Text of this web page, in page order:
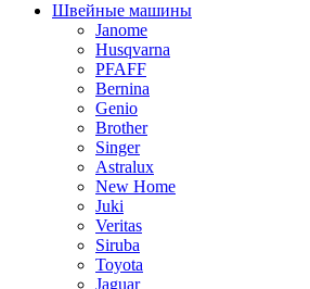
Швейные машины
Janome
Husqvarna
PFAFF
Bernina
Genio
Brother
Singer
Astralux
New Home
Juki
Veritas
Siruba
Toyota
Jaguar